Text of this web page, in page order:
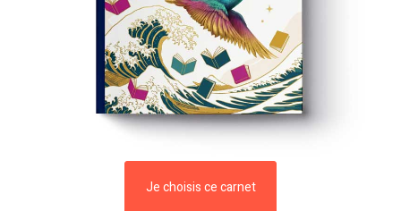
Je choisis ce carnet